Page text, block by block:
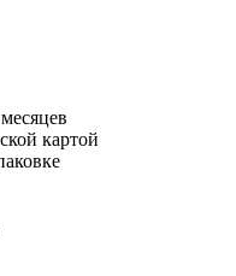
картой